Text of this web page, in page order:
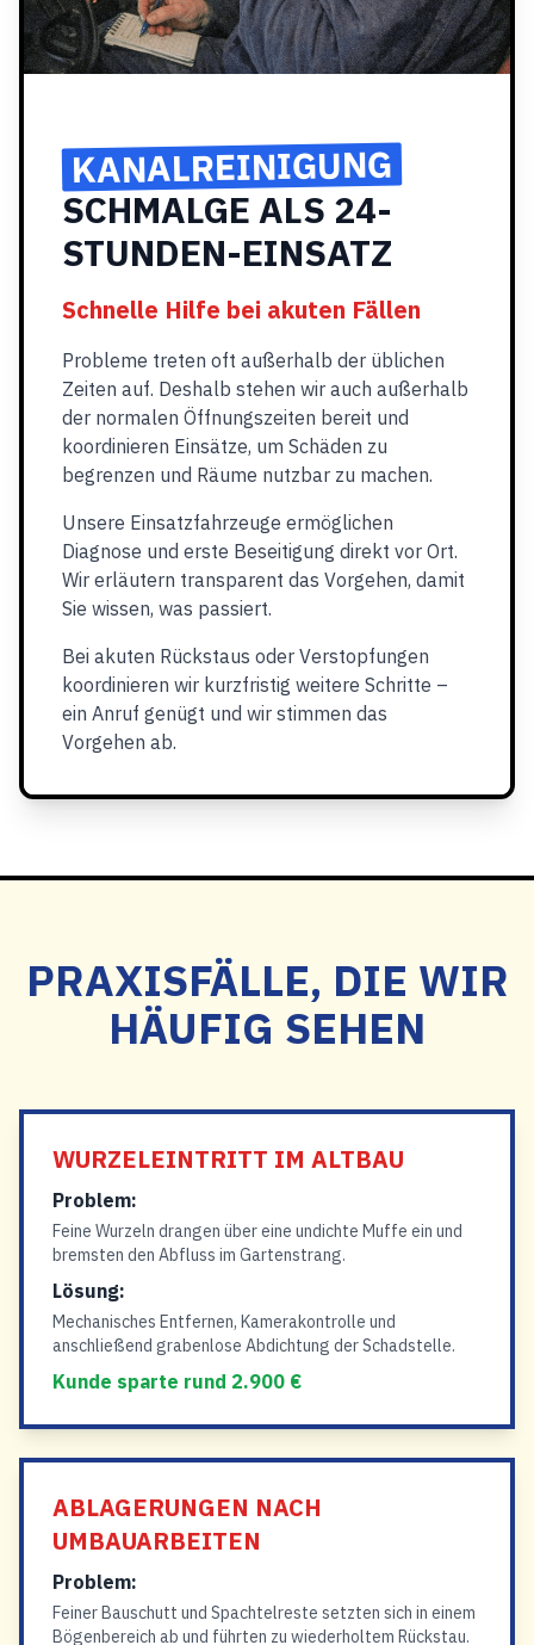
KANALREINIGUNG
SCHMALGE ALS 24-
STUNDEN-EINSATZ
Schnelle Hilfe bei akuten Fällen
Probleme treten oft außerhalb der üblichen
Zeiten auf. Deshalb stehen wir auch außerhalb
der normalen Öffnungszeiten bereit und
koordinieren Einsätze, um Schäden zu
begrenzen und Räume nutzbar zu machen.
Unsere Einsatzfahrzeuge ermöglichen
Diagnose und erste Beseitigung direkt vor Ort.
Wir erläutern transparent das Vorgehen, damit
Sie wissen, was passiert.
Bei akuten Rückstaus oder Verstopfungen
koordinieren wir kurzfristig weitere Schritte –
ein Anruf genügt und wir stimmen das
Vorgehen ab.
PRAXISFÄLLE, DIE WIR
HÄUFIG SEHEN
WURZELEINTRITT IM ALTBAU
Problem:
Feine Wurzeln drangen über eine undichte Muffe ein und
bremsten den Abfluss im Gartenstrang.
Lösung:
Mechanisches Entfernen, Kamerakontrolle und
anschließend grabenlose Abdichtung der Schadstelle.
Kunde sparte rund 2.900 €
ABLAGERUNGEN NACH
UMBAUARBEITEN
Problem:
Feiner Bauschutt und Spachtelreste setzten sich in einem
Bögenbereich ab und führten zu wiederholtem Rückstau.